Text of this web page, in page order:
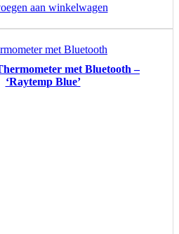
aan winkelwagen
met Bluetooth –
‘Raytemp Blue’